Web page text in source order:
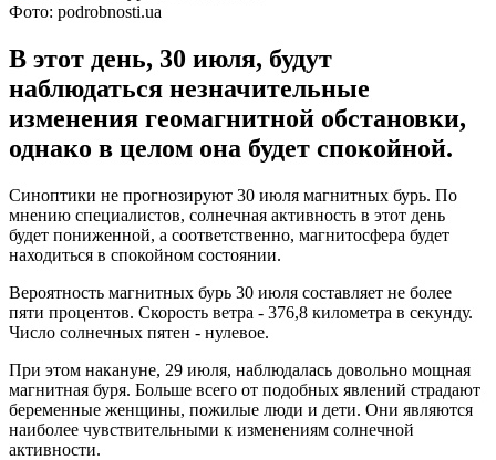
Фото: podrobnosti.ua
В этот день, 30 июля, будут
наблюдаться незначительные
изменения геомагнитной обстановки,
однако в целом она будет спокойной.
Синоптики не прогнозируют 30 июля магнитных бурь. По
мнению специалистов, солнечная активность в этот день
будет пониженной, а соответственно, магнитосфера будет
находиться в спокойном состоянии.
Вероятность магнитных бурь 30 июля составляет не более
пяти процентов. Скорость ветра - 376,8 километра в секунду.
Число солнечных пятен - нулевое.
При этом накануне, 29 июля, наблюдалась довольно мощная
магнитная буря. Больше всего от подобных явлений страдают
беременные женщины, пожилые люди и дети. Они являются
наиболее чувствительными к изменениям солнечной
активности.